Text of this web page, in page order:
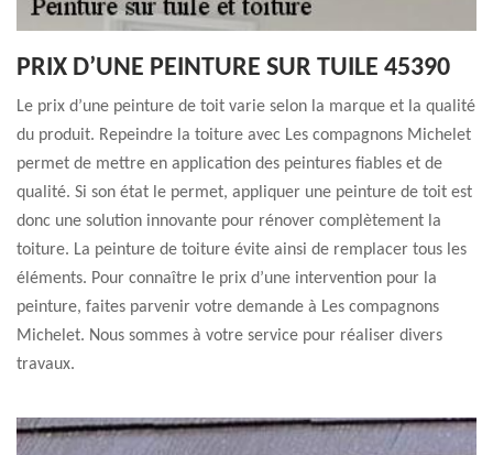
PRIX D’UNE PEINTURE SUR TUILE 45390
Le prix d’une peinture de toit varie selon la marque et la qualité
du produit. Repeindre la toiture avec Les compagnons Michelet
permet de mettre en application des peintures fiables et de
qualité. Si son état le permet, appliquer une peinture de toit est
donc une solution innovante pour rénover complètement la
toiture. La peinture de toiture évite ainsi de remplacer tous les
éléments. Pour connaître le prix d’une intervention pour la
peinture, faites parvenir votre demande à Les compagnons
Michelet. Nous sommes à votre service pour réaliser divers
travaux.